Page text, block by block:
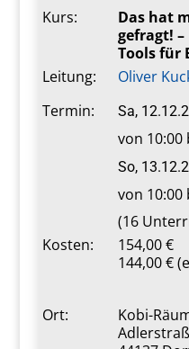
Kurs:
Das hat
gefragt! –
Tools für
Leitung:
Oliver
Termin:
Sa,
von 10:00
So,
von 10:00
(16
Kosten:
154,00 €
144,00 €
Ort:
Kobi-